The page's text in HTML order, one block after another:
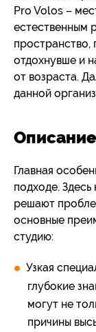
Pro Volos –
естественным
пространство,
отдохнувше и
от возраста.
данной
Главная
подходе.
решают
основные
студию:
Узкая
глубокие
могут не
причины